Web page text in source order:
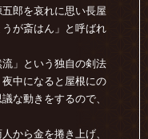
郎を哀れに思い長屋
が斎はん」と呼ばれ
」という独自の剣法
中になると屋根にの
な動きをするので、
から金を捲き上げ、